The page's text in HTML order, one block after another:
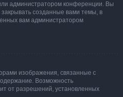
администратором конференции. Вы
созданные вами темы, в
вам администратором
изображения, связанные с
Возможность
от разрешений, установленных